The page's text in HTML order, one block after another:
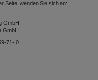
Seite, wenden Sie sich an:
GmbH
GmbH
71- 0